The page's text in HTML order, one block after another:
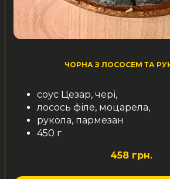
ЧОРНА З ЛОСОСЕМ ТА
соус Цезар, чері,
лосось філе, моцарела,
рукола, пармезан
450 г
458 грн.